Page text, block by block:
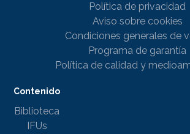
Política de privacidad
Aviso sobre cookies
Condiciones generales de
Programa de garantía
Política de calidad y
Contenido
Biblioteca
IFUs